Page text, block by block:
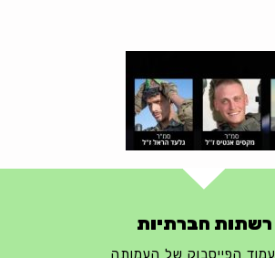
רשתות חברתיות
עמוד הפייסבוק של העמותה